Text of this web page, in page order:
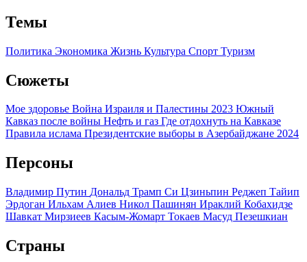
Темы
Политика Экономика Жизнь Культура Спорт Туризм
Сюжеты
Мое здоровье Война Израиля и Палестины 2023 Южный
Кавказ после войны Нефть и газ Где отдохнуть на Кавказе
Правила ислама Президентские выборы в Азербайджане 2024
Персоны
Владимир Путин Дональд Трамп Си Цзиньпин Реджеп Тайип
Эрдоган Ильхам Алиев Никол Пашинян Ираклий Кобахидзе
Шавкат Мирзиеев Касым-Жомарт Токаев Масуд Пезешкиан
Страны